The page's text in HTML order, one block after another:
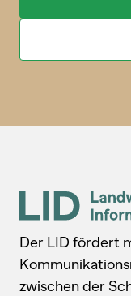
Der LID fördert
zwischen der